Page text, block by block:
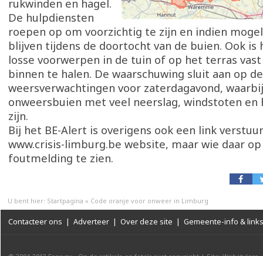
rukwinden en hagel.
De hulpdiensten
roepen op om voorzichtig te zijn en indien
blijven tijdens de doortocht van de buien. Ook is
losse voorwerpen in de tuin of op het terras
binnen te halen. De waarschuwing sluit aan op de
weersverwachtingen voor zaterdagavond,
onweersbuien met veel neerslag, windstoten en
zijn.
Bij het BE-Alert is overigens ook een link
www.crisis-limburg.be website, maar wie daar
foutmelding te zien.
U bent hier: Startpagina » Code oranje voor onweer in Limburg
Contacteer ons | Adverteer | Over deze site | Gemeente-info & links